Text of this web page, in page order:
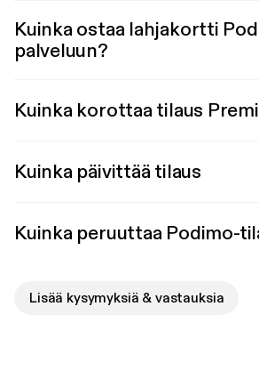
Kuinka ostaa lahjakortti
palveluun?
Kuinka korottaa tilaus
Kuinka päivittää tilaus
Kuinka peruuttaa Podimo-
Lisää kysymyksiä & vastauksia